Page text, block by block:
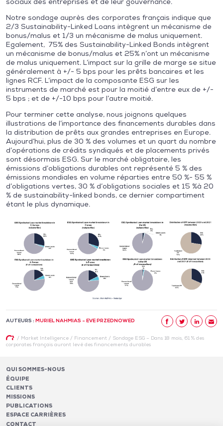
Notre sondage auprès des corporates français indique que
2/3 Sustainability-Linked Loans intègrent un mécanisme de
bonus/malus et 1/3 un mécanisme de malus uniquement.
Egalement, 75% des Sustainability-Linked Bonds intègrent
un mécanisme de bonus/malus et 25% n’ont un mécanisme
de malus uniquement. L’impact sur la grille de marge se situe
généralement à +/- 5 bps pour les prêts bancaires et les
lignes RCF. L’impact de la composante ESG sur les
instruments de marché est pour la moitié d’entre eux de +/-
5 bps ; et de +/-10 bps pour l’autre moitié.
Pour terminer cette analyse, nous joignons quelques
illustrations de l’importance des financements durables dans
la distribution de prêts aux grandes entreprises en Europe.
Aujourd’hui, plus de 30 % des volumes et un quart du nombre
d’opérations de crédits syndiqués et de placements privés
sont désormais ESG. Sur le marché obligataire, les
émissions d’obligations durables ont représenté 5 % des
émissions mondiales en volume réparties entre 50 %- 55 %
d’obligations vertes, 30 % d’obligations sociales et 15 %à 20
% de sustainability-linked bonds, ce dernier compartiment
étant le plus dynamique.
AUTEURS : MURIEL NAHMIAS - EVE PRZEDNOWED
/ Market Intelligence/ Financement/ Sondage ESG – Dans 18 mois, 61 % des
corporates français auront levé des financements durables
QUI SOMMES-NOUS
ÉQUIPE
CLIENTS
MISSIONS
PUBLICATIONS
ESPACE CARRIÈRES
CONTACT